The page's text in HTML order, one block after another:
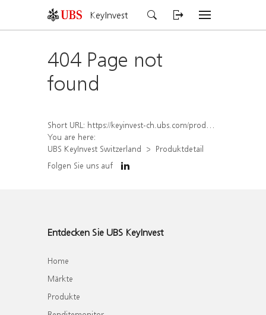
KeyInvest
404 Page not
found
Short URL: https://keyinvest-ch.ubs.com/produkt/detail/index/isin/CH1578826799
You are here:
UBS KeyInvest Switzerland
Produktdetail
Folgen Sie uns auf
Entdecken Sie UBS KeyInvest
Home
Märkte
Produkte